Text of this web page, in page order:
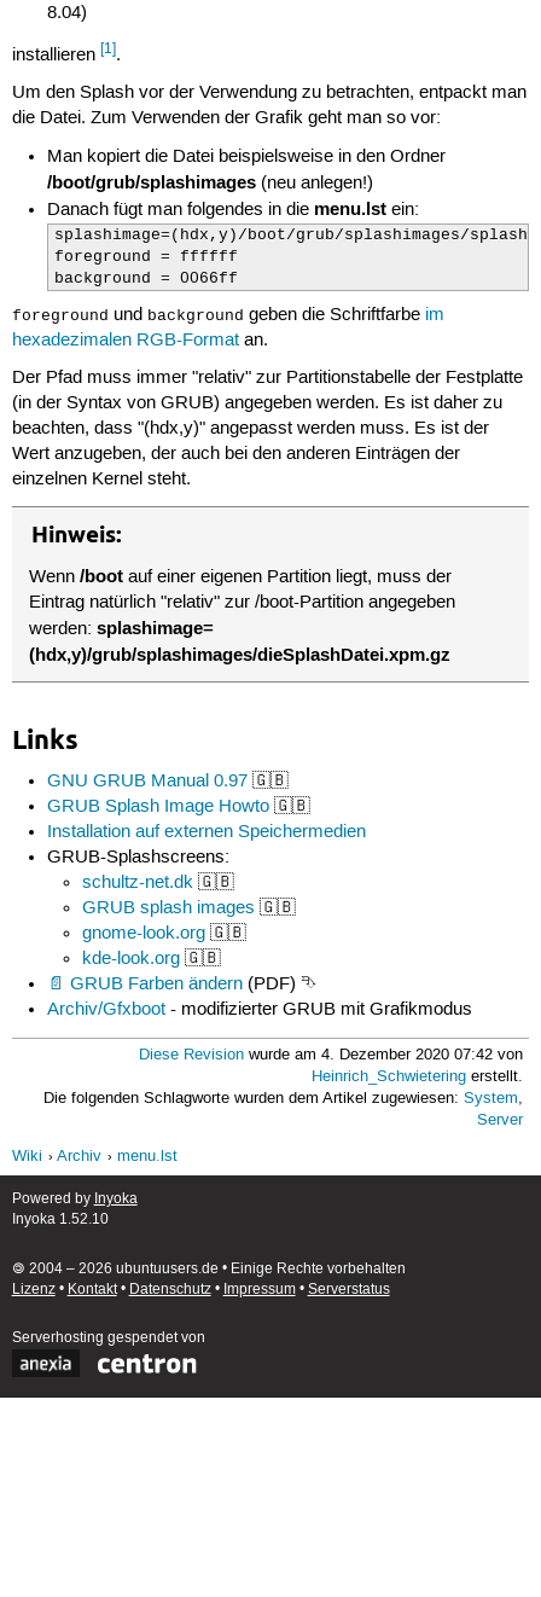
8.04)
installieren [1].
Um den Splash vor der Verwendung zu betrachten, entpackt man
die Datei. Zum Verwenden der Grafik geht man so vor:
Man kopiert die Datei beispielsweise in den Ordner
/boot/grub/splashimages (neu anlegen!)
Danach fügt man folgendes in die menu.lst ein:
splashimage=(hdx,y)/boot/grub/splashimages/
foreground = ffffff
background = 0066ff
foreground und background geben die Schriftfarbe im
hexadezimalen RGB-Formatan.
Der Pfad muss immer "relativ" zur Partitionstabelle der Festplatte
(in der Syntax von GRUB) angegeben werden. Es ist daher zu
beachten, dass "(hdx,y)" angepasst werden muss. Es ist der
Wert anzugeben, der auch bei den anderen Einträgen der
einzelnen Kernel steht.
Hinweis:
Wenn/boot auf einer eigenen Partition liegt, muss der
Eintrag natürlich "relativ" zur /boot-Partition angegeben
werden:splashimage=
(hdx,y)/grub/splashimages/dieSplashDatei.xpm.gz
Links
GNU GRUB Manual 0.97 🇬🇧
GRUB Splash Image Howto 🇬🇧
Installation auf externen Speichermedien
GRUB-Splashscreens:
schultz-net.dk 🇬🇧
GRUB splash images 🇬🇧
gnome-look.org 🇬🇧
kde-look.org 🇬🇧
GRUB Farben ändern (PDF) ⮷
Archiv/Gfxboot - modifizierter GRUB mit Grafikmodus
Diese Revision wurde am 4. Dezember 2020 07:42 von
Heinrich_Schwietering erstellt.
Die folgenden Schlagworte wurden dem Artikel zugewiesen:System,
Server
Wiki
Archiv menu.lst
Powered by Inyoka
Inyoka 1.52.10
🄯 2004 – 2026 ubuntuusers.de • Einige Rechte vorbehalten
Lizenz• Kontakt• Datenschutz• Impressum• Serverstatus
Serverhosting gespendet von